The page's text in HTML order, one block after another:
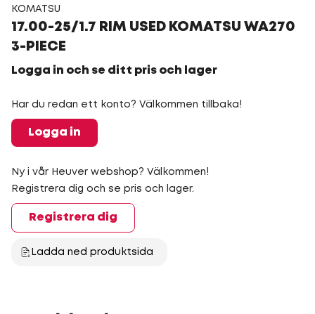
KOMATSU
17.00-25/1.7 RIM USED KOMATSU WA270
3-PIECE
Logga in och se ditt pris och lager
Har du redan ett konto? Välkommen tillbaka!
Logga in
Ny i vår Heuver webshop? Välkommen!
Registrera dig och se pris och lager.
Registrera dig
Ladda ned produktsida